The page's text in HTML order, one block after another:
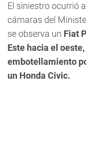
El siniestro ocurrió
cámaras del
se observa un Fiat
Este hacia el
embotellamiento
un Honda Civic.